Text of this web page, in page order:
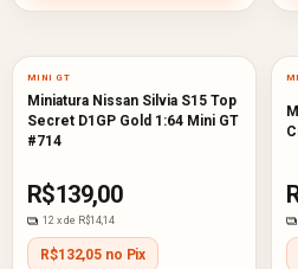
MINI GT
Miniatura Nissan Silvia S15 Top
Secret D1GP Gold 1:64 Mini GT
#714
R$139,00
12 x de R$14,14
R$132,05 no Pix